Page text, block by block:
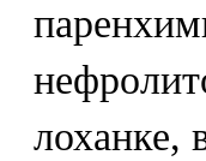
лоханке,